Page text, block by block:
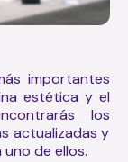
importantes
estética y el
los
actualizadas y
de ellos.